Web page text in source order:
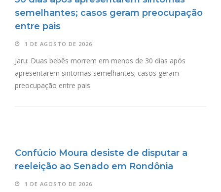
semelhantes; casos geram preocupação
entre pais
1 DE AGOSTO DE 2026
Jaru: Duas bebês morrem em menos de 30 dias após
apresentarem sintomas semelhantes; casos geram
preocupação entre pais
Confúcio Moura desiste de disputar a
reeleição ao Senado em Rondônia
1 DE AGOSTO DE 2026